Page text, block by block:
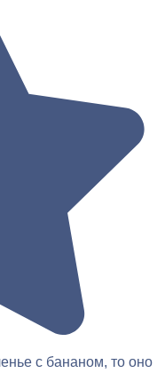
с бананом, то оно